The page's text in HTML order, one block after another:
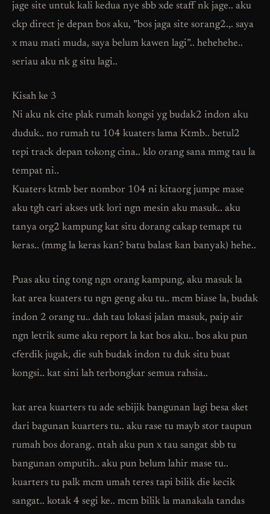
jage site untuk kali kedua nye sbb xde staff nk jage.. aku
ckp direct je depan bos aku, ”bos jaga site sorang2.,. saya
x mau mati muda, saya belum kawen lagi”.. hehehehe..
seriau aku nk g situ lagi..
Kisah ke 3
Ni aku nk cite plak rumah kongsi yg budak2 indon aku
duduk.. no rumah tu 104 kuaters lama Ktmb.. betul2
tepi track depan tokong cina.. klo orang sana mmg tau la
tempat ni..
Kuaters ktmb ber nombor 104 ni kitaorg jumpe mase
aku tgh cari akses utk lori ngn mesin aku masuk.. aku
tanya org2 kampung kat situ dorang cakap temapt tu
keras.. (mmg la keras kan? batu balast kan banyak) hehe..
Puas aku ting tong ngn orang kampung, aku masuk la
kat area kuaters tu ngn geng aku tu.. mcm biase la, budak
indon 2 orang tu.. dah tau lokasi jalan masuk, paip air
ngn letrik sume aku report la kat bos aku.. bos aku pun
cferdik jugak, die suh budak indon tu duk situ buat
kongsi.. kat sini lah terbongkar semua rahsia..
kat area kuarters tu ade sebijik bangunan lagi besa sket
dari bagunan kuarters tu.. aku rase tu mayb stor taupun
rumah bos dorang.. ntah aku pun x tau sangat sbb tu
bangunan omputih.. aku pun belum lahir mase tu..
kuarters tu palk mcm umah teres tapi bilik die kecik
sangat.. kotak 4 segi ke.. mcm bilik la manakala tandas